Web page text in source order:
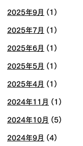
2025年9月 (1)
2025年7月 (1)
2025年6月 (1)
2025年5月 (1)
2025年4月 (1)
2024年11月 (1)
2024年10月 (5)
2024年9月 (4)